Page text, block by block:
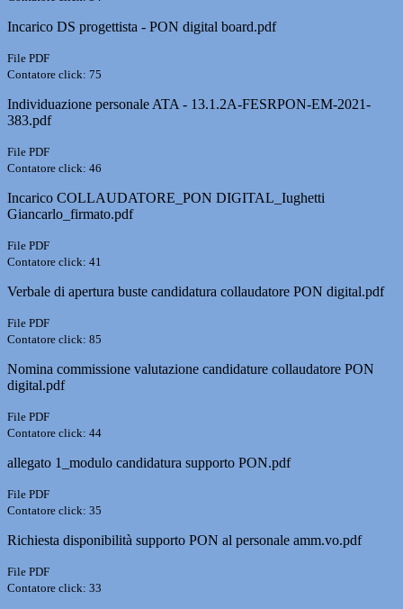
Incarico DS progettista - PON digital board.pdf
File PDF
Contatore click: 75
Individuazione personale ATA - 13.1.2A-FESRPON-EM-2021-
383.pdf
File PDF
Contatore click: 46
Incarico COLLAUDATORE_PON DIGITAL_Iughetti
Giancarlo_firmato.pdf
File PDF
Contatore click: 41
Verbale di apertura buste candidatura collaudatore PON digital.pdf
File PDF
Contatore click: 85
Nomina commissione valutazione candidature collaudatore PON
digital.pdf
File PDF
Contatore click: 44
allegato 1_modulo candidatura supporto PON.pdf
File PDF
Contatore click: 35
Richiesta disponibilità supporto PON al personale amm.vo.pdf
File PDF
Contatore click: 33